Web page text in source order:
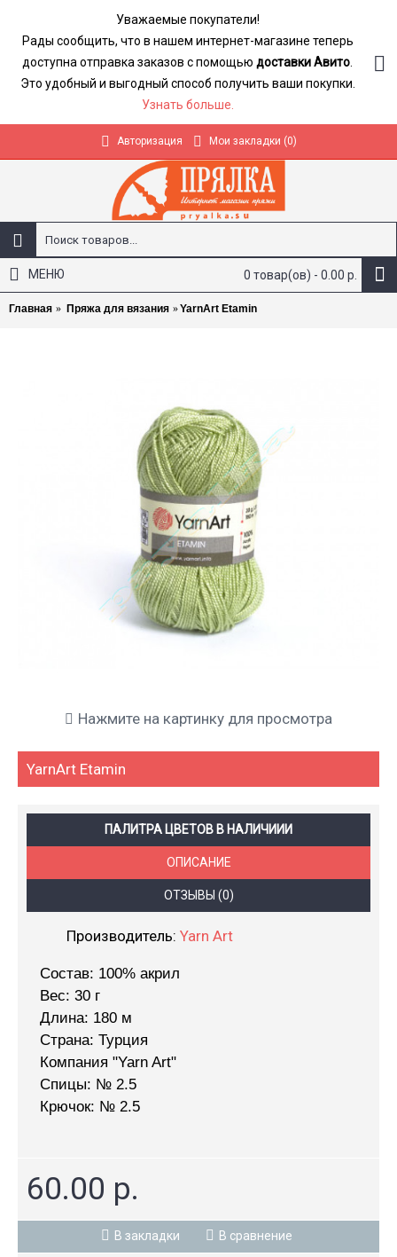
Уважаемые покупатели!
Рады сообщить, что в нашем интернет-магазине теперь
доступна отправка заказов с помощью доставки Авито
Это удобный и выгодный способ получить ваши покупки.
Узнать больше.
Авторизация Мои закладки (0)
0 товар(ов) - 0.00 р.
МЕНЮ
Главная Пряжа для вязания YarnArt Etamin
Нажмите на картинку для просмотра
YarnArt Etamin
ПАЛИТРА ЦВЕТОВ В НАЛИЧИИИ
ОПИСАНИЕ
ОТЗЫВЫ (0)
Производитель: Yarn Art
Состав: 100% акрил
Вес: 30 г
Длина: 180 м
Страна: Турция
Компания "Yarn Art"
Спицы: № 2.5
Крючок: № 2.5
60.00 р.
В закладки В сравнение